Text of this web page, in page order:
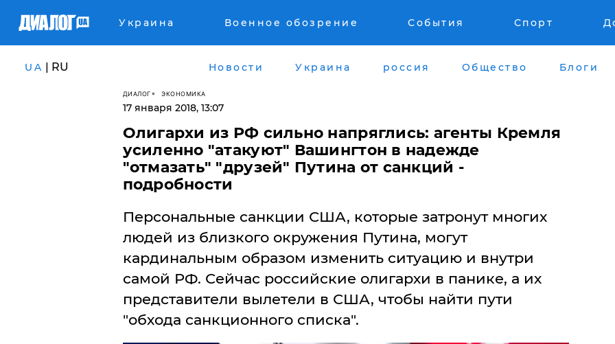
Украина Военное обозрение События Спорт
UA | RU Новости Украина россия Общество Блоги
ДИАЛОГ ЭКОНОМИКА
17 января 2018, 13:07
Олигархи из РФ сильно напряглись: агенты Кремля
усиленно "атакуют" Вашингтон в надежде
"отмазать" "друзей" Путина от санкций -
подробности
Персональные санкции США, которые затронут многих
людей из близкого окружения Путина, могут
кардинальным образом изменить ситуацию и внутри
самой РФ. Сейчас российские олигархи в панике, а их
представители вылетели в США, чтобы найти пути
"обхода санкционного списка".